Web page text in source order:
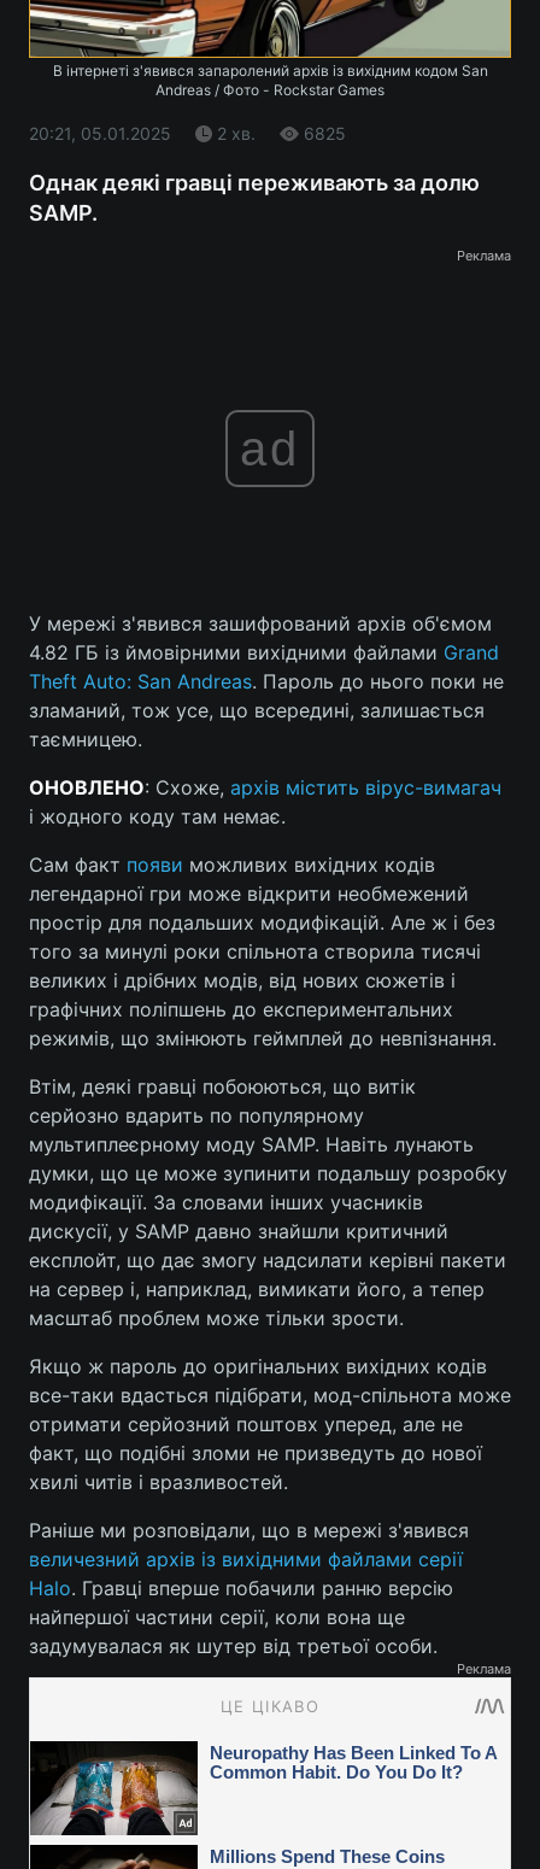
В інтернеті з'явився запаролений архів із вихідним кодом San
Andreas / Фото - Rockstar Games
20:21, 05.01.2025 2 хв. 6825
Однак деякі гравці переживають за долю
SAMP.
Реклама
ad
У мережі з'явився зашифрований архів об'ємом
4.82 ГБ із ймовірними вихідними файлами Grand
Theft Auto: San Andreas. Пароль до нього поки не
зламаний, тож усе, що всередині, залишається
таємницею.
ОНОВЛЕНО: Схоже, архів містить вірус-вимагач
і жодного коду там немає.
Сам факт появи можливих вихідних кодів
легендарної гри може відкрити необмежений
простір для подальших модифікацій. Але ж і без
того за минулі роки спільнота створила тисячі
великих і дрібних модів, від нових сюжетів і
графічних поліпшень до експериментальних
режимів, що змінюють геймплей до невпізнання.
Втім, деякі гравці побоюються, що витік
серйозно вдарить по популярному
мультиплеєрному моду SAMP. Навіть лунають
думки, що це може зупинити подальшу розробку
модифікації. За словами інших учасників
дискусії, у SAMP давно знайшли критичний
експлойт, що дає змогу надсилати керівні пакети
на сервер і, наприклад, вимикати його, а тепер
масштаб проблем може тільки зрости.
Якщо ж пароль до оригінальних вихідних кодів
все-таки вдасться підібрати, мод-спільнота може
отримати серйозний поштовх уперед, але не
факт, що подібні зломи не призведуть до нової
хвилі читів і вразливостей.
Раніше ми розповідали, що в мережі з'явився
величезний архів із вихідними файлами серії
Halo. Гравці вперше побачили ранню версію
найпершої частини серії, коли вона ще
задумувалася як шутер від третьої особи.
Реклама